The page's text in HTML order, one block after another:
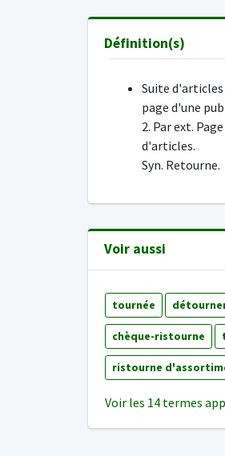
Définition(s)
Suite d'articles
page d'une
2. Par ext.
d'articles.
Syn. Retourne.
Voir aussi
tournée
chèque-ristourne
ristourne
Voir les 14 termes